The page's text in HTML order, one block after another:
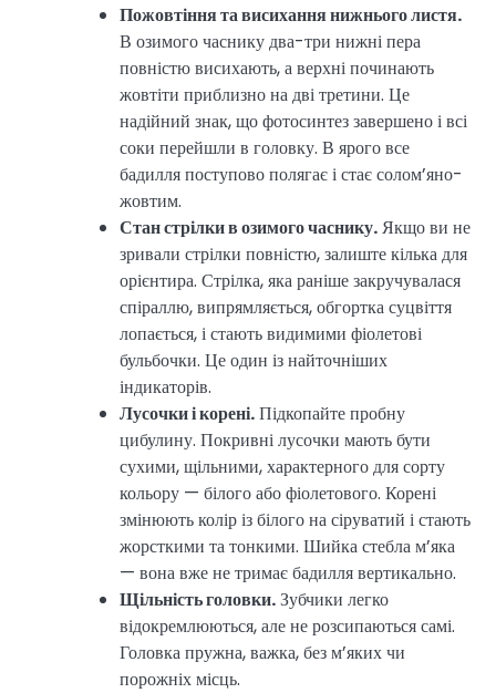
Пожовтіння та висихання нижнього листя.
В озимого часнику два-три нижні пера
повністю висихають, а верхні починають
жовтіти приблизно на дві третини. Це
надійний знак, що фотосинтез завершено і всі
соки перейшли в головку. В ярого все
бадилля поступово полягає і стає солом’яно-
жовтим.
Стан стрілки в озимого часнику.Якщо ви не
зривали стрілки повністю, залиште кілька для
орієнтира. Стрілка, яка раніше закручувалася
спіраллю, випрямляється, обгортка суцвіття
лопається, і стають видимими фіолетові
бульбочки. Це один із найточніших
індикаторів.
Лусочки і корені.Підкопайте пробну
цибулину. Покривні лусочки мають бути
сухими, щільними, характерного для сорту
кольору — білого або фіолетового. Корені
змінюють колір із білого на сіруватий і стають
жорсткими та тонкими. Шийка стебла м’яка
— вона вже не тримає бадилля вертикально.
Щільність головки.Зубчики легко
відокремлюються, але не розсипаються самі.
Головка пружна, важка, без м’яких чи
порожніх місць.